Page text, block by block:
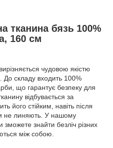
тканина бязь 100%
160 см
чудовою якістю
складу входить 100%
що гарантує безпеку для
відбувається за
його стійким, навіть після
не линяють. У нашому
зможете знайти безліч різних
між собою.